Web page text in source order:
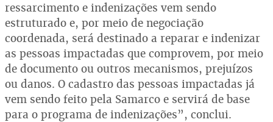
ressarcimento e indenizações vem sendo
estruturado e, por meio de negociação
coordenada, será destinado a reparar e indenizar
as pessoas impactadas que comprovem, por meio
de documento ou outros mecanismos, prejuízos
ou danos. O cadastro das pessoas impactadas já
vem sendo feito pela Samarco e servirá de base
para o programa de indenizações”, conclui.